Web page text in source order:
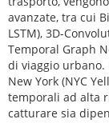
avanzate, tra cui
LSTM), 3D-
Temporal Graph
di viaggio
New York (NYC
temporali ad alta
catturare sia